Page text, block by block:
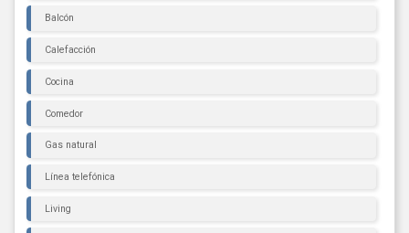
Balcón
Calefacción
Cocina
Comedor
Gas natural
Línea telefónica
Living